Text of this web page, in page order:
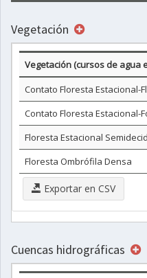
Vegetación
Vegetación (cursos de agua
Contato Floresta Estacional-
Contato Floresta Estacional-
Floresta Estacional
Floresta Ombrófila Densa
Exportar en CSV
Cuencas hidrográficas